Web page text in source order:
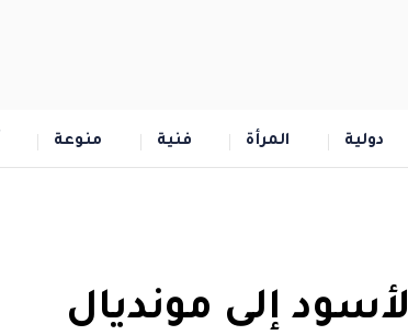
دولية المرأة فنية منوعة
إلى مونديال